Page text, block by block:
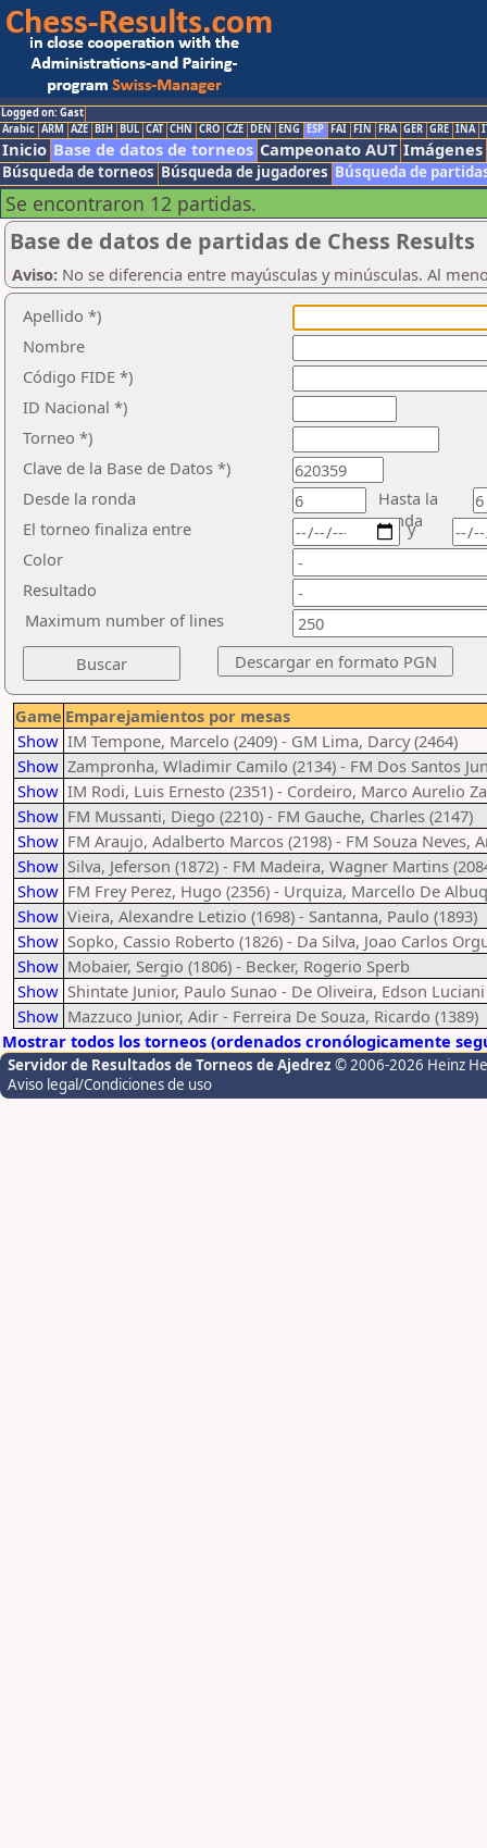
Logged on: Gast
Arabic ARM AZE BIH BUL CAT CHN CRO CZE DEN ENG ESP FAI FIN FRA GER GRE INA
Inicio Base de datos de torneos Campeonato AUT Imágenes
Búsqueda de torneos Búsqueda de jugadores Búsqueda de
Se encontraron 12 partidas.
Base de datos de partidas de Chess Results
Aviso: No se diferencia entre mayúsculas y minúsculas. Al
Apellido *)
Nombre
Código FIDE *)
ID Nacional *)
Torneo *)
Clave de la Base de Datos *)
Desde la ronda
Hasta la
ronda
El torneo finaliza entre
Color
Resultado
y
Maximum number of lines
Game Emparejamientos por mesas
Show IM Tempone, Marcelo (2409) - GM Lima, Darcy (2464)
Show Zampronha, Wladimir Camilo (2134) - FM Dos Santos
Show IM Rodi, Luis Ernesto (2351) - Cordeiro, Marco Aurelio
Show FM Mussanti, Diego (2210) - FM Gauche, Charles (2147)
Show FM Araujo, Adalberto Marcos (2198) - FM Souza Neves,
Show Silva, Jeferson (1872) - FM Madeira, Wagner Martins
Show FM Frey Perez, Hugo (2356) - Urquiza, Marcello De
Show Vieira, Alexandre Letizio (1698) - Santanna, Paulo (1893)
Show Sopko, Cassio Roberto (1826) - Da Silva, Joao Carlos
Show Mobaier, Sergio (1806) - Becker, Rogerio Sperb
Show Shintate Junior, Paulo Sunao - De Oliveira, Edson Luciani
Show Mazzuco Junior, Adir - Ferreira De Souza, Ricardo (1389)
Mostrar todos los torneos (ordenados cronólogicamente
Servidor de Resultados de Torneos de Ajedrez © 2006-2026 Heinz
Aviso legal/Condiciones de uso